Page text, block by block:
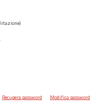
.
Recupera password Modifica password